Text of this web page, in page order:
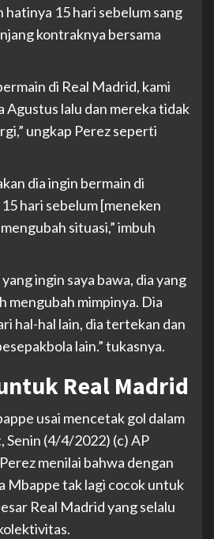
hatinya 15 hari sebelum sang
kontraknya bersama
di Real Madrid, kami
Agustus lalu dan mereka tidak
ungkap Perez seperti
dia ingin bermain di
hari sebelum [meneken
situasi,” imbuh
ingin saya bawa, dia yang
mengubah mimpinya. Dia
hal-hal lain, dia tertekan dan
lain.” tukasnya.
Real Madrid
usai mencetak gol dalam
Senin (4/4/2022) (c) AP
menilai bahwa dengan
Mbappe tak lagi cocok untuk
Real Madrid yang selalu